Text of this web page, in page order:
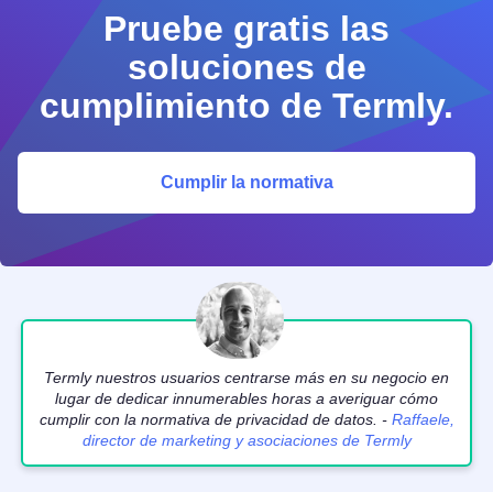
Pruebe gratis las
soluciones de
cumplimiento de Termly.
Cumplir la normativa
Termly nuestros usuarios centrarse más en su negocio en
lugar de dedicar innumerables horas a averiguar cómo
cumplir con la normativa de privacidad de datos. - Raffaele,
director de marketing y asociaciones de Termly